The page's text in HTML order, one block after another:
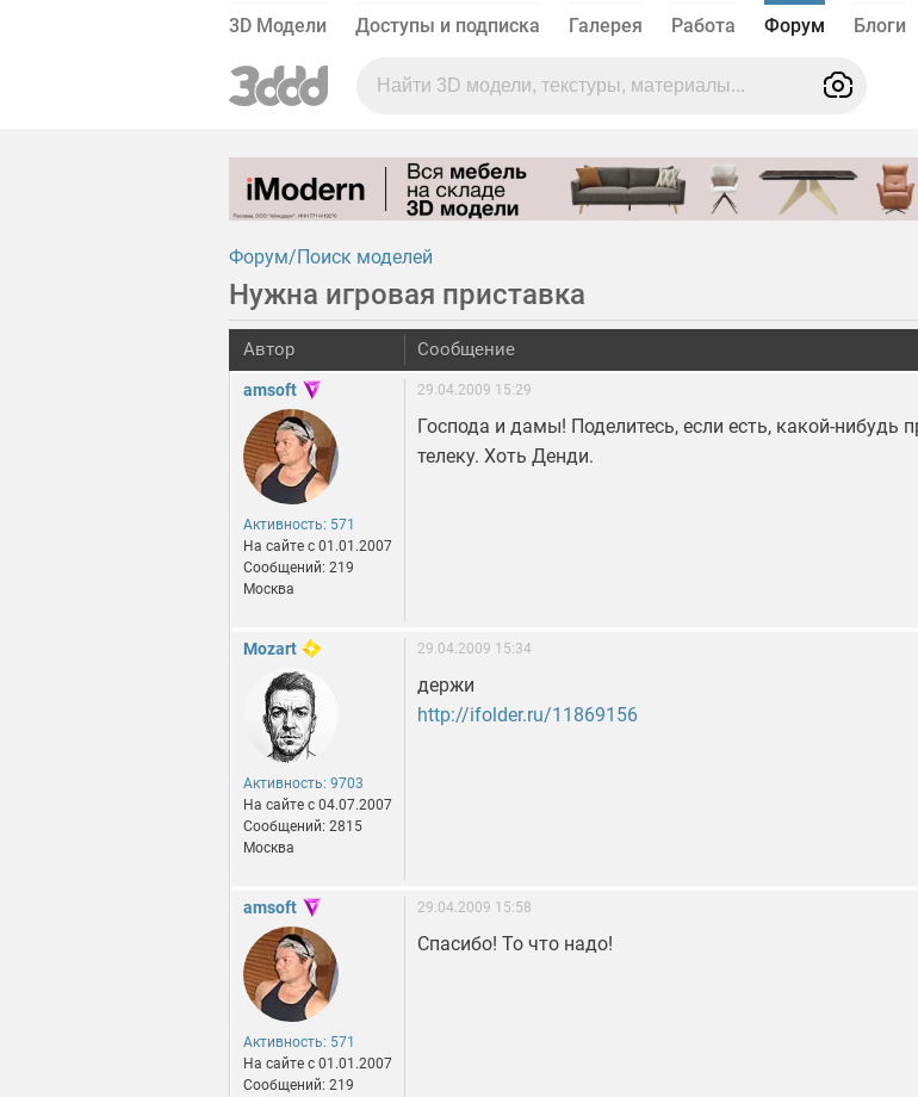
3D Модели Доступы и подписка Галерея Работа Форум Блоги
Форум Поиск моделей
Нужна игровая приставка
Автор Сообщение
amsoft
Активность: 571
На сайте c 01.01.2007
Сообщений: 219
Москва
29.04.2009 15:29
Господа и дамы! Поделитесь, если есть, какой-нибудь
телеку. Хоть Денди.
Mozart
Активность: 9703
На сайте c 04.07.2007
Сообщений: 2815
Москва
29.04.2009 15:34
держи
http://ifolder.ru/11869156
amsoft
Активность: 571
На сайте c 01.01.2007
Сообщений: 219
29.04.2009 15:58
Спасибо! То что надо!